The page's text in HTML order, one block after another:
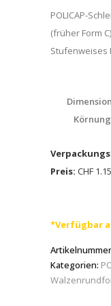
POLICAP-
(früher Form
Stufenweises
Körnung
Preis: CHF
*Verfügbar
Kategorien: